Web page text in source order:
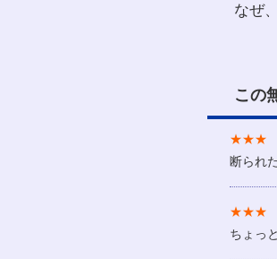
なぜ
この
★★★
断られ
★★★
ちょっ